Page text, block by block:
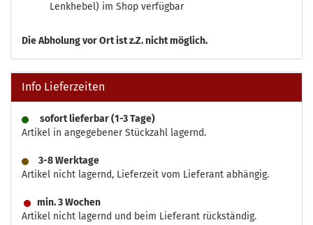
Lenkhebel) im Shop verfügbar
DieAbholung vor Ort ist z.Z. nicht möglich.
Info Lieferzeiten
sofort lieferbar (1-3 Tage)
Artikel in angegebener Stückzahl lagernd.
3-8 Werktage
Artikel nicht lagernd, Lieferzeit vom Lieferant abhängig.
min. 3 Wochen
Artikel nicht lagernd und beim Lieferant rückständig.